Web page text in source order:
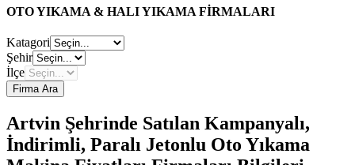
OTO YIKAMA & HALI YIKAMA FİRMALARI
Katagori
Şehir
İlçe
Firma Ara
Artvin Şehrinde Satılan Kampanyalı,
İndirimli, Paralı Jetonlu Oto Yıkama